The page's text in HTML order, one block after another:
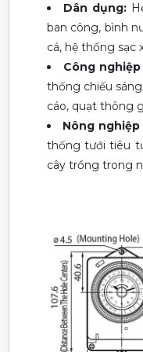
Dân dụng:
ban công, bình
cá, hệ thống sạc
Công
thống chiếu
cáo, quạt thông
Nông
thống tưới tiêu
cây trồng trong